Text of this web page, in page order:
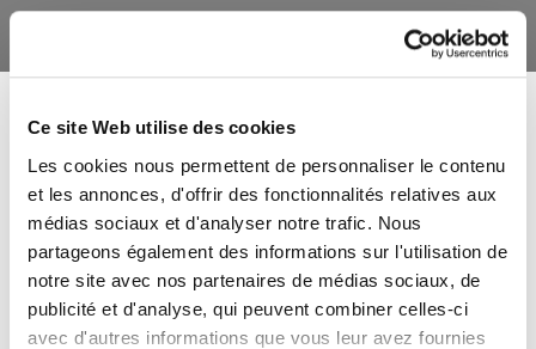
Ce site Web utilise des cookies
Les cookies nous permettent de personnaliser le contenu
et les annonces, d'offrir des fonctionnalités relatives aux
médias sociaux et d'analyser notre trafic. Nous
partageons également des informations sur l'utilisation de
notre site avec nos partenaires de médias sociaux, de
publicité et d'analyse, qui peuvent combiner celles-ci
avec d'autres informations que vous leur avez fournies